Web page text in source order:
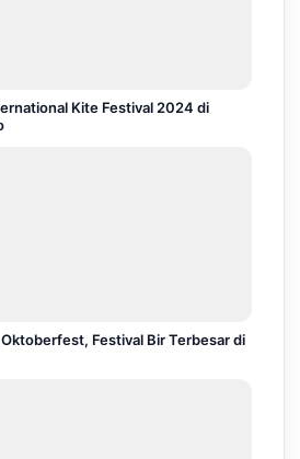
Kite Festival 2024 di
Festival Bir Terbesar di